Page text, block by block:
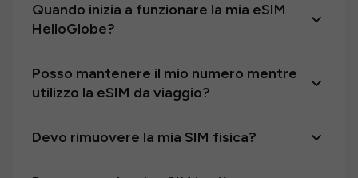
Quando inizia a funzionare la mia eSIM
HelloGlobe?
Posso mantenere il mio numero mentre
utilizzo la eSIM da viaggio?
Devo rimuovere la mia SIM fisica?